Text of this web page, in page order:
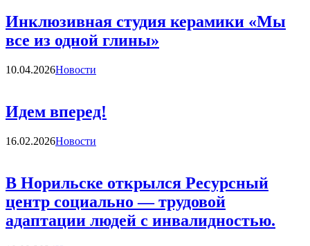
Инклюзивная студия керамики «Мы
все из одной глины»
10.04.2026Категории
Новости
Идем вперед!
16.02.2026Категории
Новости
В Норильске открылся Ресурсный
центр социально — трудовой
адаптации людей с инвалидностью.